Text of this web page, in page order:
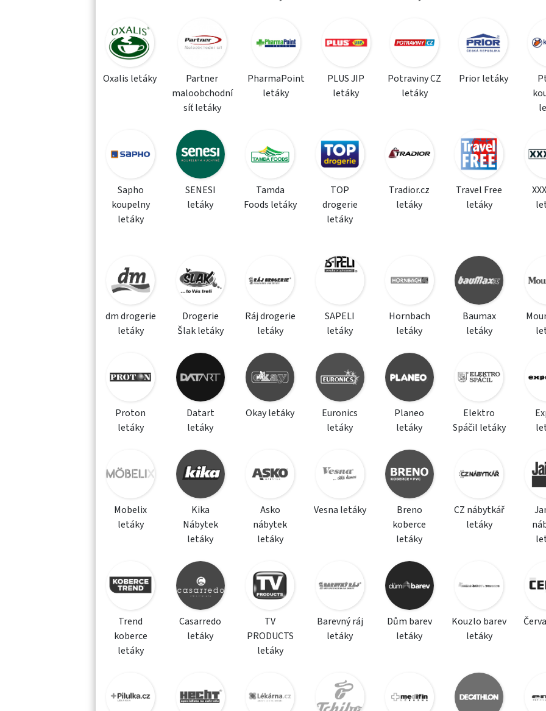
Oxalis letáky
Partner
maloobchodní
síť letáky
PharmaPoint
letáky
PLUS JIP
letáky
Potraviny CZ
letáky
Prior letáky
Sapho
koupelny
letáky
SENESI
letáky
Tamda
Foods letáky
TOP
drogerie
letáky
Tradior.cz
letáky
Travel Free
letáky
dm drogerie
letáky
Drogerie
Šlak letáky
Ráj drogerie
letáky
SAPELI
letáky
Hornbach
letáky
Baumax
letáky
Proton
letáky
Datart
letáky
Okay letáky
Euronics
letáky
Planeo
letáky
Elektro
Spáčil letáky
Mobelix
letáky
Kika
Nábytek
letáky
Asko
nábytek
letáky
Vesna letáky
Breno
koberce
letáky
CZ nábytkář
letáky
Trend
koberce
letáky
Casarredo
letáky
TV
PRODUCTS
letáky
Barevný ráj
letáky
Dům barev
letáky
Kouzlo barev
letáky